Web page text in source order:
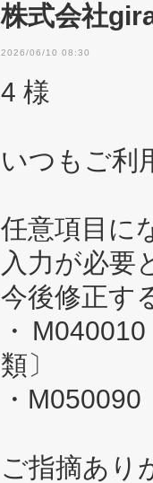
株式会社
2026/06/10 08:30
4 様
いつもご利
任意項目に
入力が必要
今後修正す
・
類〕
・
ご指摘あり